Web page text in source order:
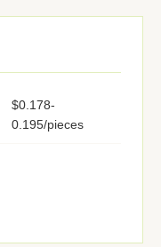
$0.178-
0.195/pieces